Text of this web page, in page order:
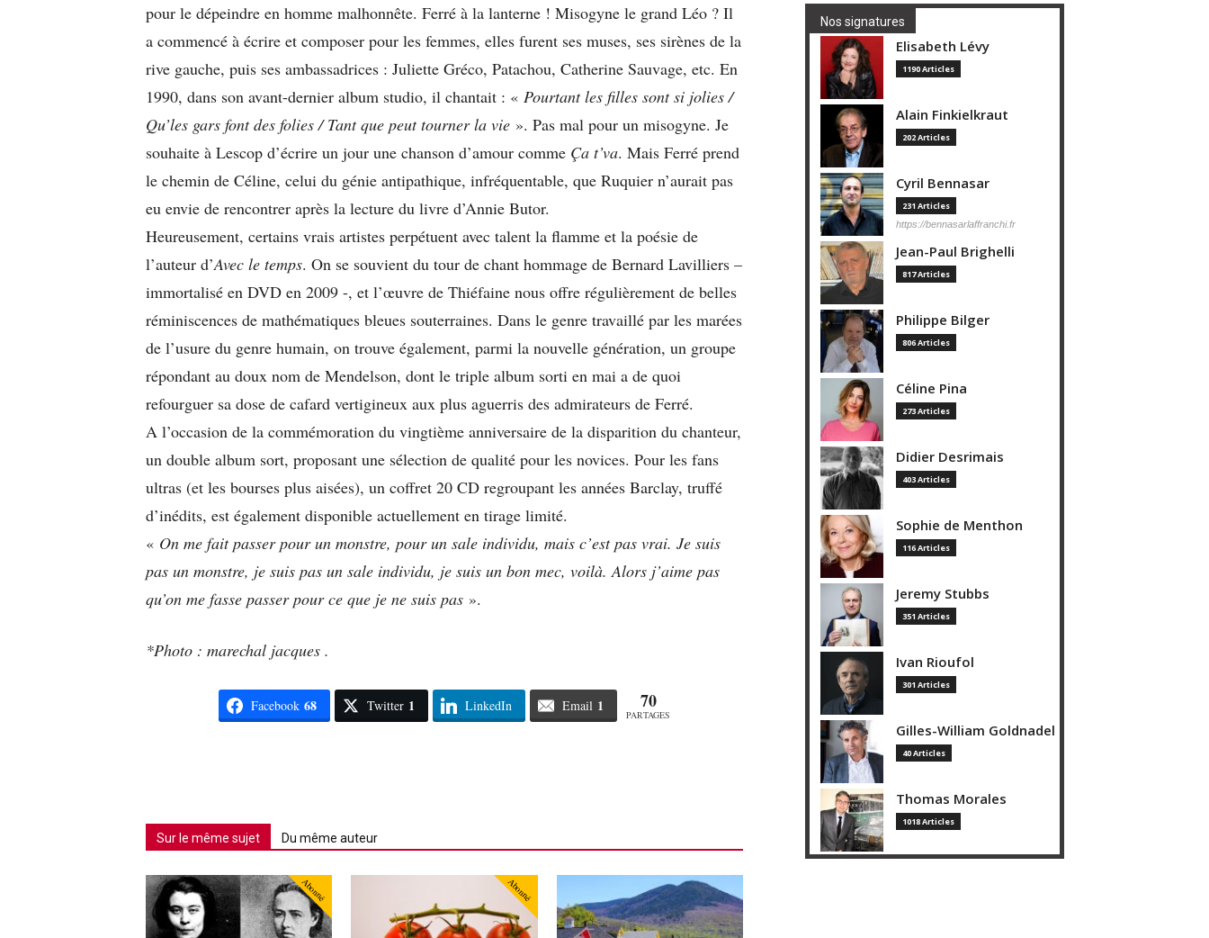
pour le dépeindre en homme malhonnête. Ferré à la lanterne ! Misogyne le grand Léo ? Il
a commencé à écrire et composer pour les femmes, elles furent ses muses, ses sirènes de la
rive gauche, puis ses ambassadrices : Juliette Gréco, Patachou, Catherine Sauvage, etc. En
1990, dans son avant-dernier album studio, il chantait : « Pourtant les filles sont si jolies /
Qu’les gars font des folies / Tant que peut tourner la vie ». Pas mal pour un misogyne. Je
souhaite à Lescop d’écrire un jour une chanson d’amour comme Ça t’va. Mais Ferré prend
le chemin de Céline, celui du génie antipathique, infréquentable, que Ruquier n’aurait pas
eu envie de rencontrer après la lecture du livre d’Annie Butor.
Heureusement, certains vrais artistes perpétuent avec talent la flamme et la poésie de
l’auteur d’Avec le temps. On se souvient du tour de chant hommage de Bernard Lavilliers –
immortalisé en DVD en 2009 -, et l’œuvre de Thiéfaine nous offre régulièrement de belles
réminiscences de mathématiques bleues souterraines. Dans le genre travaillé par les marées
de l’usure du genre humain, on trouve également, parmi la nouvelle génération, un groupe
répondant au doux nom de Mendelson, dont le triple album sorti en mai a de quoi
refourguer sa dose de cafard vertigineux aux plus aguerris des admirateurs de Ferré.
A l’occasion de la commémoration du vingtième anniversaire de la disparition du chanteur,
un double album sort, proposant une sélection de qualité pour les novices. Pour les fans
ultras (et les bourses plus aisées), un coffret 20 CD regroupant les années Barclay, truffé
d’inédits, est également disponible actuellement en tirage limité.
« On me fait passer pour un monstre, pour un sale individu, mais c’est pas vrai. Je suis
pas un monstre, je suis pas un sale individu, je suis un bon mec, voilà. Alors j’aime pas
qu’on me fasse passer pour ce que je ne suis pas ».
*Photo : marechal jacques .
Facebook 68 Twitter 1 LinkedIn Email 1 70
PARTAGES
Sur le même sujet Du même auteur
Abonné Abonné
Nos signatures
Elisabeth Lévy
1190 Articles
Alain Finkielkraut
202 Articles
Cyril Bennasar
231 Articles
https://bennasarlaffranchi.fr
Jean-Paul Brighelli
817 Articles
Philippe Bilger
806 Articles
Céline Pina
273 Articles
Didier Desrimais
403 Articles
Sophie de Menthon
116 Articles
Jeremy Stubbs
351 Articles
Ivan Rioufol
301 Articles
Gilles-William Goldnadel
40 Articles
Thomas Morales
1018 Articles